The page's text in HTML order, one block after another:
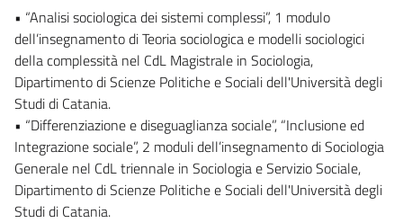
• “Analisi sociologica dei sistemi complessi”, 1 modulo
dell’insegnamento di Teoria sociologica e modelli sociologici
della complessità nel CdL Magistrale in Sociologia,
Dipartimento di Scienze Politiche e Sociali dell'Università degli
Studi di Catania.
• “Differenziazione e diseguaglianza sociale”, “Inclusione ed
Integrazione sociale”, 2 moduli dell’insegnamento di Sociologia
Generale nel CdL triennale in Sociologia e Servizio Sociale,
Dipartimento di Scienze Politiche e Sociali dell'Università degli
Studi di Catania.